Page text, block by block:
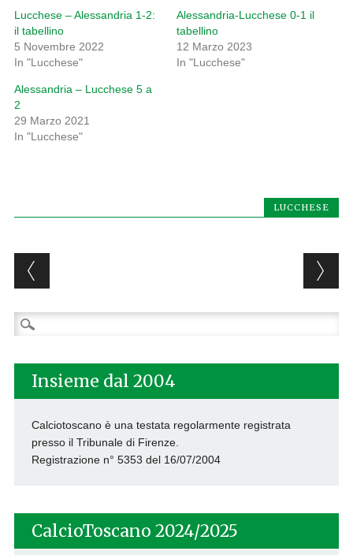
Lucchese – Alessandria 1-2:
il tabellino
5 Novembre 2022
In "Lucchese"
Alessandria-Lucchese 0-1 il
tabellino
12 Marzo 2023
In "Lucchese"
Alessandria – Lucchese 5 a
2
29 Marzo 2021
In "Lucchese"
LUCCHESE
Post navigation
Ricerca
per:
Insieme dal 2004
Calciotoscano è una testata regolarmente registrata
presso il Tribunale di Firenze.
Registrazione n° 5353 del 16/07/2004
CalcioToscano 2024/2025